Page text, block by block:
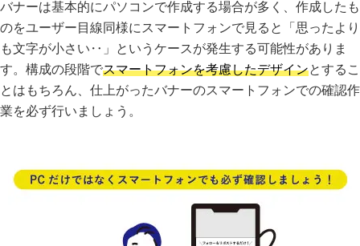
バナーは基本的にパソコンで作成する場合が多く、作成したも
のをユーザー目線同様にスマートフォンで見ると「思ったより
も文字が小さい‥」というケースが発生する可能性がありま
す。構成の段階でスマートフォンを考慮したデザインとするこ
とはもちろん、仕上がったバナーのスマートフォンでの確認作
業を必ず行いましょう。